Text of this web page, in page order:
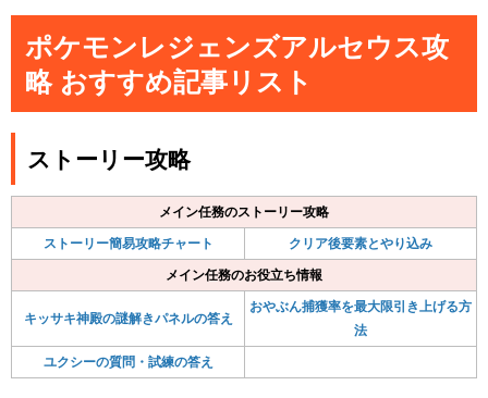
ポケモンレジェンズアルセウス攻
略 おすすめ記事リスト
ストーリー攻略
メイン任務のストーリー攻略
ストーリー簡易攻略チャート
クリア後要素とやり込み
メイン任務のお役立ち情報
キッサキ神殿の謎解きパネルの答え
おやぶん捕獲率を最大限引き上げる方
法
ユクシーの質問・試練の答え